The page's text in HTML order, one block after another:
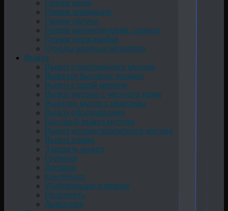
Прием меди
Прием алюминия
Прием латуни
Прием аккумуляторов, свинца
Прием нержавейки
Отходы цветных металлов
Вывоз
Вывоз строительного мусора
Вывезти бытовую технику
Вывоз старой мебели
Вывоз мусора с частного дома
Вывезти мусор с квартиры
Вывоз оборудования
Быстрый вывоз мусора
Вывоз крупногабаритного мусора
Вывоз хлама
Заказать вывоз
Грузчики
Договор
Контейнер
Информация о фирме
Позвонить
Демонтаж